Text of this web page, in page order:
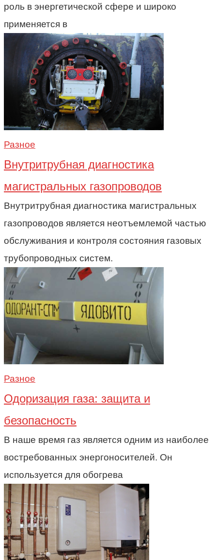
роль в энергетической сфере и широко
применяется в
Разное
Внутритрубная диагностика
магистральных газопроводов
Внутритрубная диагностика магистральных
газопроводов является неотъемлемой частью
обслуживания и контроля состояния газовых
трубопроводных систем.
Разное
Одоризация газа: защита и
безопасность
В наше время газ является одним из наиболее
востребованных энергоносителей. Он
используется для обогрева